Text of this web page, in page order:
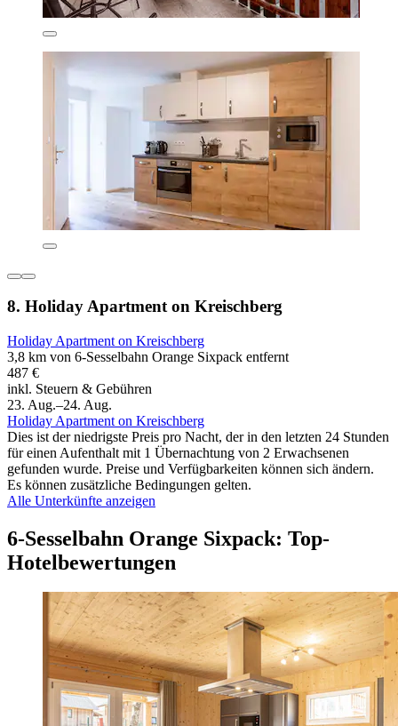
8. Holiday Apartment on Kreischberg
Holiday Apartment on Kreischberg
3,8 km von 6-Sesselbahn Orange Sixpack entfernt
487 €
inkl. Steuern & Gebühren
23. Aug.–24. Aug.
Holiday Apartment on Kreischberg
Dies ist der niedrigste Preis pro Nacht, der in den letzten 24 Stunden
für einen Aufenthalt mit 1 Übernachtung von 2 Erwachsenen
gefunden wurde. Preise und Verfügbarkeiten können sich ändern.
Es können zusätzliche Bedingungen gelten.
Alle Unterkünfte anzeigen
6-Sesselbahn Orange Sixpack: Top-
Hotelbewertungen